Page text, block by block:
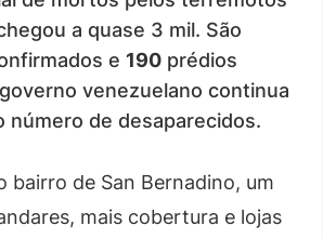
a quase 3 mil. São
e 190 prédios
venezuelano continua
número de desaparecidos.
bairro de San Bernadino, um
mais cobertura e lojas